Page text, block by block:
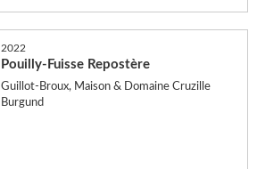
2022
Pouilly-Fuisse Repostère
Guillot-Broux, Maison & Domaine Cruzille
Burgund